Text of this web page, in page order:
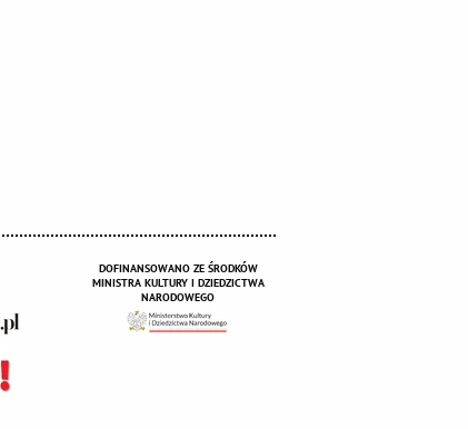
DOFINANSOWANO ZE ŚRODKÓW
MINISTRA KULTURY I DZIEDZICTWA
NARODOWEGO